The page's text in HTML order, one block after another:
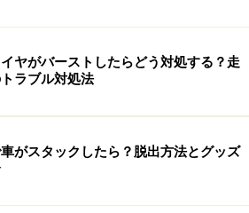
で、接合部にグリスや汚れが付着
や加熱時間をしっかりと守ること
敗も少ないでしょう。では、耐久
うなのか検証してみます。
換してみるとかなり強固に
ヤがバーストしたらどう対処する？走
ラブル対処法
がスタックしたら？脱出方法とグッズ